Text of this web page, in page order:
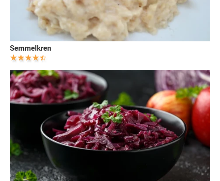
Semmelkren